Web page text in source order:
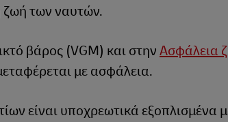
ζωή των ναυτών.
βάρος (VGM) και στηνΑσφάλεια
με ασφάλεια.
είναι υποχρεωτικά εξοπλισμένα